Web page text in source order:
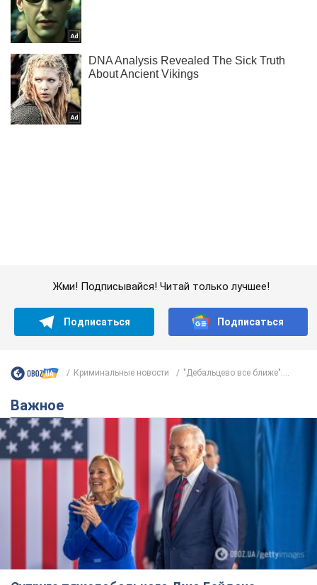
Супруга тяжелобольного Джо Байдена
назвала первый симптом, который
сигнализировал о его "агрессивном" раке
Сначала врачи не обратили на это должного внимания
10 часов назад 13,8 т.
Отпуск Леси Никитюк в Карпатах